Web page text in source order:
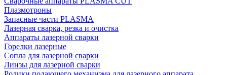
Плазмотроны
Запасные части PLASMA
Лазерная сварка, резка и очистка
Аппараты лазерной сварки
Горелки лазерные
Сопла для лазерной сварки
Линзы для лазерной сварки